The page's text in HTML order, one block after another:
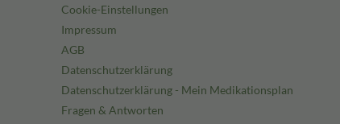
Cookie-Einstellungen
Impressum
AGB
Datenschutzerklärung
Datenschutzerklärung - Mein Medikationsplan
Fragen & Antworten